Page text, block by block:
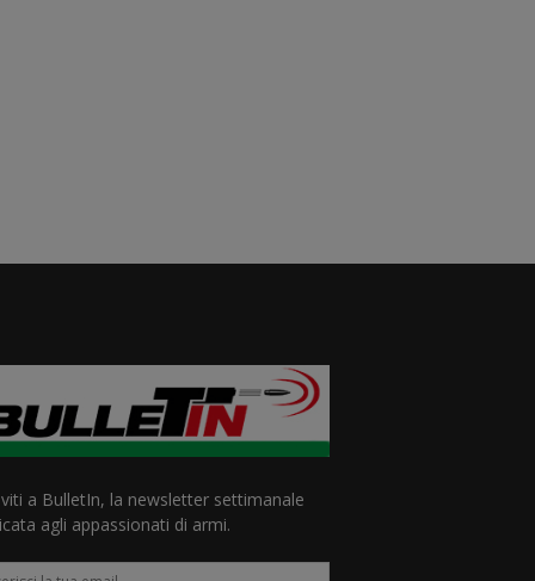
a BulletIn, la newsletter settimanale
agli appassionati di armi.